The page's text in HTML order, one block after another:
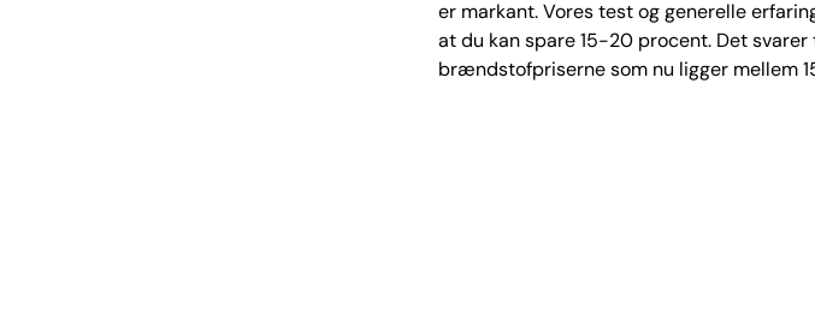
er markant. Vores test og generelle
at du kan spare 15-20 procent. Det
brændstofpriserne som nu ligger mellem